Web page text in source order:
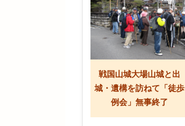
戦国山城大場山城と出
城・遺構を訪ねて「徒歩
例会」無事終了